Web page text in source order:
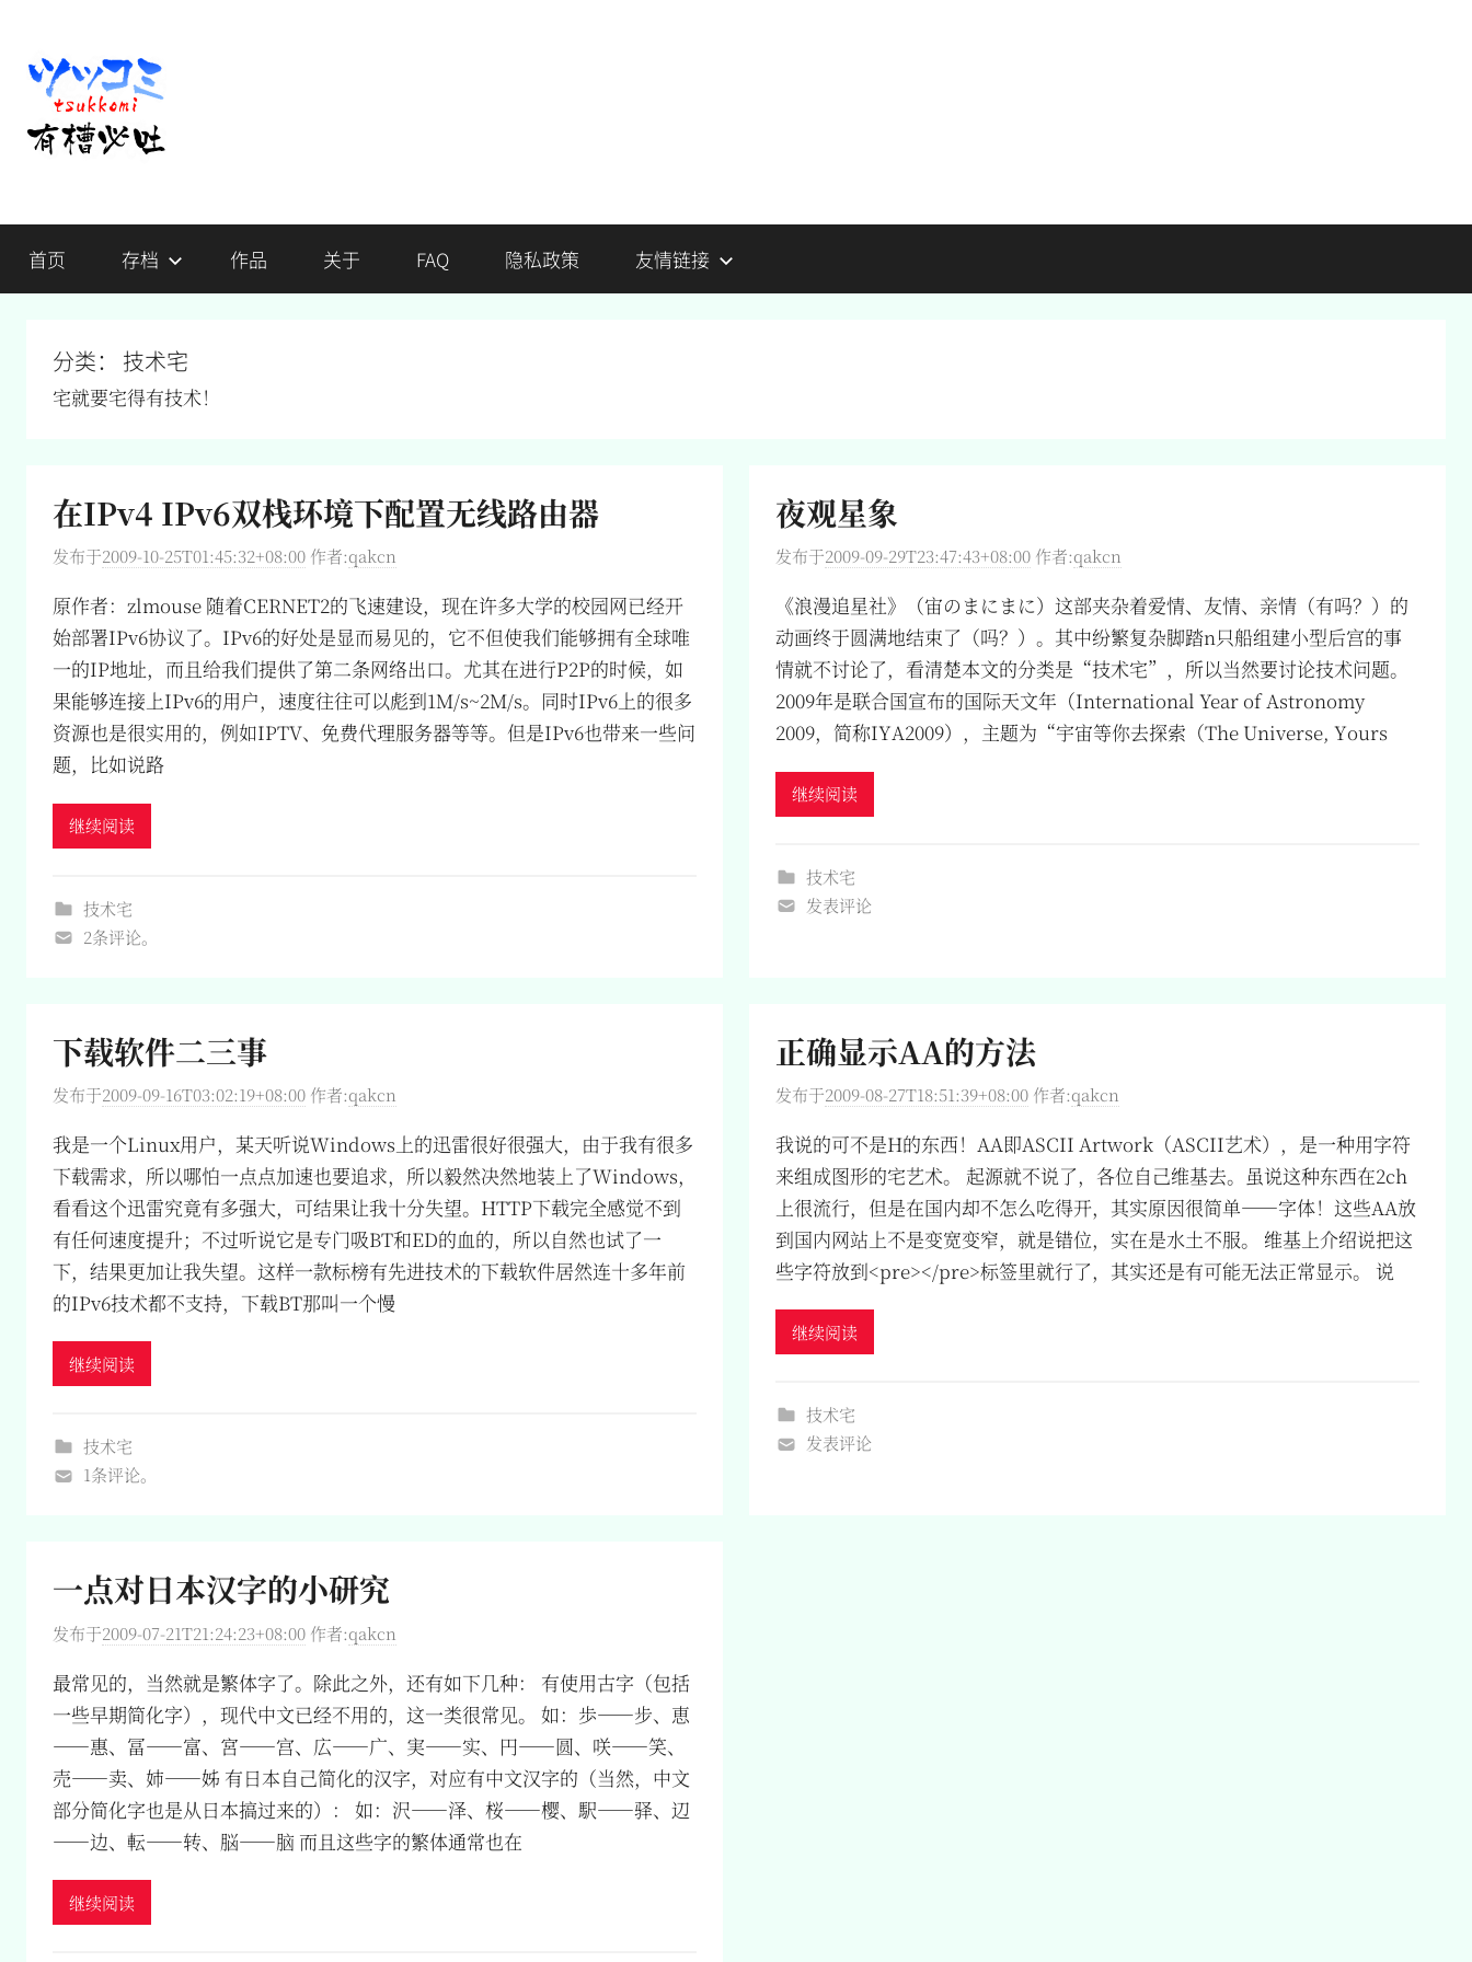
有
槽
必
吐
吐
槽，
首页 存档 作品 关于 FAQ 隐私政策 友情链接
分类： 技术宅
宅就要宅得有技术！
在IPv4 IPv6双栈环境下配置无线路由器
发布于2009-10-25T01:45:32+08:00 作者:qakcn
原作者：zlmouse 随着CERNET2的飞速建设，现在许多大学的校园网已经开
始部署IPv6协议了。IPv6的好处是显而易见的，它不但使我们能够拥有全球唯
一的IP地址，而且给我们提供了第二条网络出口。尤其在进行P2P的时候，如
果能够连接上IPv6的用户，速度往往可以彪到1M/s~2M/s。同时IPv6上的很多
资源也是很实用的，例如IPTV、免费代理服务器等等。但是IPv6也带来一些问
题，比如说路
继续阅读
技术宅
2条评论。
夜观星象
发布于2009-09-29T23:47:43+08:00 作者:qakcn
《浪漫追星社》（宙のまにまに）这部夹杂着爱情、友情、亲情（有吗？）的
动画终于圆满地结束了（吗？）。其中纷繁复杂脚踏n只船组建小型后宫的事
情就不讨论了，看清楚本文的分类是“技术宅”，所以当然要讨论技术问题。
2009年是联合国宣布的国际天文年（International Year of Astronomy
2009，简称IYA2009），主题为“宇宙等你去探索（The Universe, Yours
继续阅读
技术宅
发表评论
下载软件二三事
发布于2009-09-16T03:02:19+08:00 作者:qakcn
我是一个Linux用户，某天听说Windows上的迅雷很好很强大，由于我有很多
下载需求，所以哪怕一点点加速也要追求，所以毅然决然地装上了Windows，
看看这个迅雷究竟有多强大，可结果让我十分失望。HTTP下载完全感觉不到
有任何速度提升；不过听说它是专门吸BT和ED的血的，所以自然也试了一
下，结果更加让我失望。这样一款标榜有先进技术的下载软件居然连十多年前
的IPv6技术都不支持，下载BT那叫一个慢
继续阅读
技术宅
1条评论。
正确显示AA的方法
发布于2009-08-27T18:51:39+08:00 作者:qakcn
我说的可不是H的东西！AA即ASCII Artwork（ASCII艺术），是一种用字符
来组成图形的宅艺术。 起源就不说了，各位自己维基去。虽说这种东西在2ch
上很流行，但是在国内却不怎么吃得开，其实原因很简单——字体！这些AA放
到国内网站上不是变宽变窄，就是错位，实在是水土不服。 维基上介绍说把这
些字符放到<pre></pre>标签里就行了，其实还是有可能无法正常显示。 说
继续阅读
技术宅
发表评论
一点对日本汉字的小研究
发布于2009-07-21T21:24:23+08:00 作者:qakcn
最常见的，当然就是繁体字了。除此之外，还有如下几种： 有使用古字（包括
一些早期简化字），现代中文已经不用的，这一类很常见。 如：歩——步、恵
——惠、冨——富、宮——宫、広——广、実——实、円——圆、咲——笑、
売——卖、姉——姊 有日本自己简化的汉字，对应有中文汉字的（当然，中文
部分简化字也是从日本搞过来的）： 如：沢——泽、桜——樱、駅——驿、辺
——边、転——转、脳——脑 而且这些字的繁体通常也在
继续阅读